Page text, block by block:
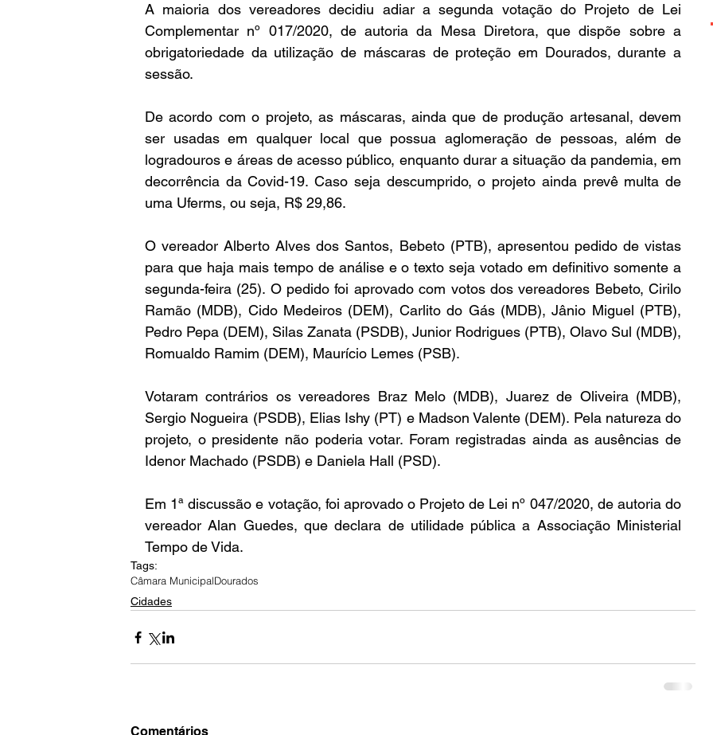
A maioria dos vereadores decidiu adiar a segunda votação do Projeto de Lei
Complementar nº 017/2020, de autoria da Mesa Diretora, que dispõe sobre a
obrigatoriedade da utilização de máscaras de proteção em Dourados, durante a
sessão.
De acordo com o projeto, as máscaras, ainda que de produção artesanal, devem
ser usadas em qualquer local que possua aglomeração de pessoas, além de
logradouros e áreas de acesso público, enquanto durar a situação da pandemia, em
decorrência da Covid-19. Caso seja descumprido, o projeto ainda prevê multa de
uma Uferms, ou seja, R$ 29,86.
O vereador Alberto Alves dos Santos, Bebeto (PTB), apresentou pedido de vistas
para que haja mais tempo de análise e o texto seja votado em definitivo somente a
segunda-feira (25). O pedido foi aprovado com votos dos vereadores Bebeto, Cirilo
Ramão (MDB), Cido Medeiros (DEM), Carlito do Gás (MDB), Jânio Miguel (PTB),
Pedro Pepa (DEM), Silas Zanata (PSDB), Junior Rodrigues (PTB), Olavo Sul (MDB),
Romualdo Ramim (DEM), Maurício Lemes (PSB).
Votaram contrários os vereadores Braz Melo (MDB), Juarez de Oliveira (MDB),
Sergio Nogueira (PSDB), Elias Ishy (PT) e Madson Valente (DEM). Pela natureza do
projeto, o presidente não poderia votar. Foram registradas ainda as ausências de
Idenor Machado (PSDB) e Daniela Hall (PSD).
Em 1ª discussão e votação, foi aprovado o Projeto de Lei nº 047/2020, de autoria do
vereador Alan Guedes, que declara de utilidade pública a Associação Ministerial
Tempo de Vida.
Tags:
Câmara MunicipalDourados
Cidades
Comentários